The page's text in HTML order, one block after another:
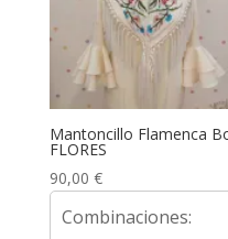
Mantoncillo Flamenca
FLORES
90,00 €
Combinaciones: